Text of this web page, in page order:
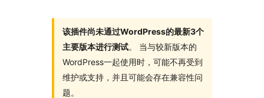
该插件尚未通过WordPress的最新3个
主要版本进行测试。 当与较新版本的
WordPress一起使用时，可能不再受到
维护或支持，并且可能会存在兼容性问
题。